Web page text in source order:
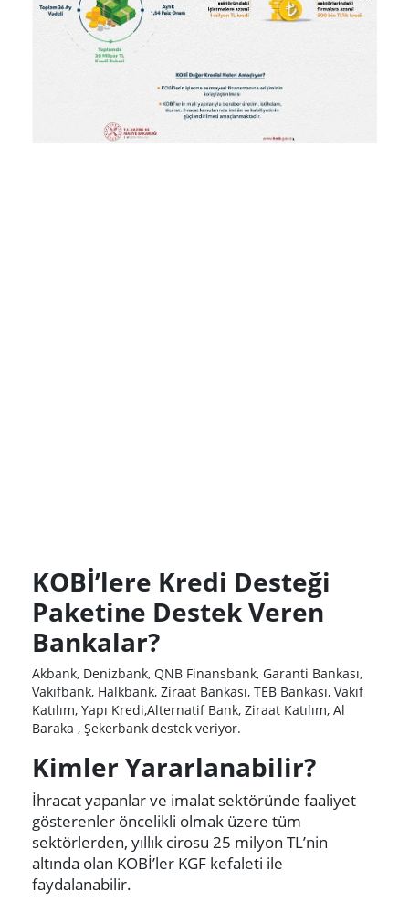
KOBİ’lere Kredi Desteği
Paketine Destek Veren
Bankalar?
Akbank, Denizbank, QNB Finansbank, Garanti Bankası,
Vakıfbank, Halkbank, Ziraat Bankası, TEB Bankası, Vakıf
Katılım, Yapı Kredi,Alternatif Bank, Ziraat Katılım, Al
Baraka , Şekerbank destek veriyor.
Kimler Yararlanabilir?
İhracat yapanlar ve imalat sektöründe faaliyet
gösterenler öncelikli olmak üzere tüm
sektörlerden, yıllık cirosu 25 milyon TL’nin
altında olan KOBİ’ler KGF kefaleti ile
faydalanabilir.